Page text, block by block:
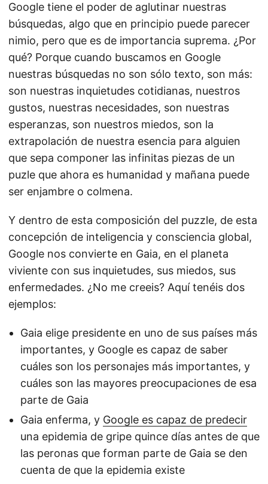
Google tiene el poder de aglutinar nuestras
búsquedas, algo que en principio puede parecer
nimio, pero que es de importancia suprema. ¿Por
qué? Porque cuando buscamos en Google
nuestras búsquedas no son sólo texto, son más:
son nuestras inquietudes cotidianas, nuestros
gustos, nuestras necesidades, son nuestras
esperanzas, son nuestros miedos, son la
extrapolación de nuestra esencia para alguien
que sepa componer las infinitas piezas de un
puzle que ahora es humanidad y mañana puede
ser enjambre o colmena.
Y dentro de esta composición del puzzle, de esta
concepción de inteligencia y consciencia global,
Google nos convierte en Gaia, en el planeta
viviente con sus inquietudes, sus miedos, sus
enfermedades. ¿No me creeis? Aquí tenéis dos
ejemplos:
Gaia elige presidente en uno de sus países más
importantes, y Google es capaz de saber
cuáles son los personajes más importantes, y
cuáles son las mayores preocupaciones de esa
parte de Gaia
Gaia enferma, y Google es capaz de predecir
una epidemia de gripe quince días antes de que
las peronas que forman parte de Gaia se den
cuenta de que la epidemia existe